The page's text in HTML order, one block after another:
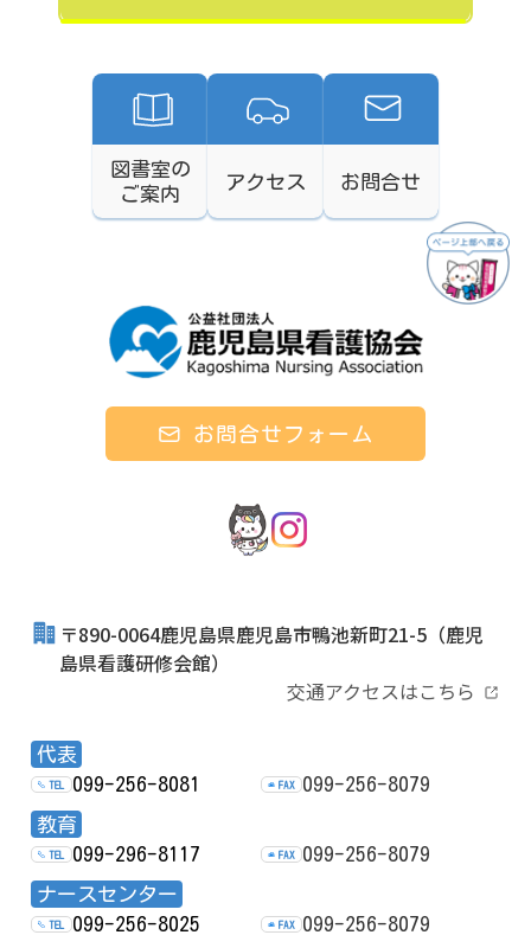
図書室の
ご案内
アクセス お問合せ
お問合せフォーム
〒890-0064鹿児島県鹿児島市鴨池新町21-5 （鹿児
島県看護研修会館）
交通アクセスはこちら
代表
TEL 099-256-8081 FAX
099-256-8079
教育
TEL 099-296-8117 FAX
099-256-8079
ナースセンター
TEL 099-256-8025 FAX 099-256-8079